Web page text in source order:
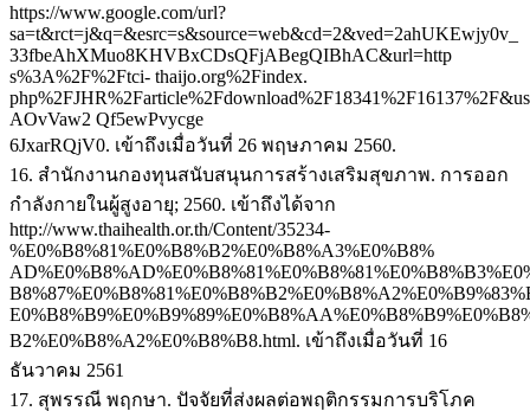
https://www.google.com/url?
sa=t&rct=j&q=&esrc=s&source=web&cd=2&ved=2ahUKEwjy0v_
33fbeAhXMuo8KHVBxCDsQFjABegQIBhAC&url=http
s%3A%2F%2Ftci- thaijo.org%2Findex.
AOvVaw2 Qf5ewPvycge
6JxarRQjV0. เข้าถึงเมื่อวันที่ 26 พฤษภาคม 2560.
16. สำนักงานกองทุนสนับสนุนการสร้างเสริมสุขภาพ. การออก
กำลังกายในผู้สูงอายุ; 2560. เข้าถึงได้จาก
http://www.thaihealth.or.th/Content/35234-
%E0%B8%81%E0%B8%B2%E0%B8%A3%E0%B8%
B2%E0%B8%A2%E0%B8%B8.html. เข้าถึงเมื่อวันที่ 16
ธันวาคม 2561
17. สุพรรณี พฤกษา. ปัจจัยที่ส่งผลต่อพฤติกรรมการบริโภค